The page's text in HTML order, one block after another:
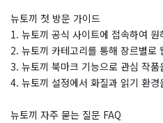
뉴토끼 첫 방문 가이드
1. 뉴토끼 공식 사이트에 접속하여
2. 뉴토끼 카테고리를 통해 장르별로
3. 뉴토끼 북마크 기능으로 관심 작
4. 뉴토끼 설정에서 화질과 읽기 환
뉴토끼 자주 묻는 질문 FAQ